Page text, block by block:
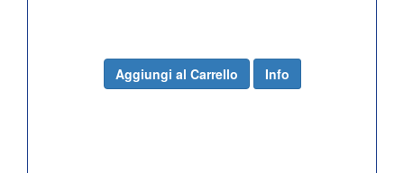
Aggiungi al Carrello Info